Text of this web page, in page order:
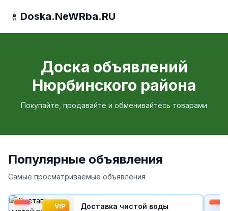
Doska.NeWRba.RU
Доска объявлений
Нюрбинского района
Покупайте, продавайте и обменивайтесь товарами
Популярные объявления
Самые просматриваемые объявления
VIP
Доставка чистой воды